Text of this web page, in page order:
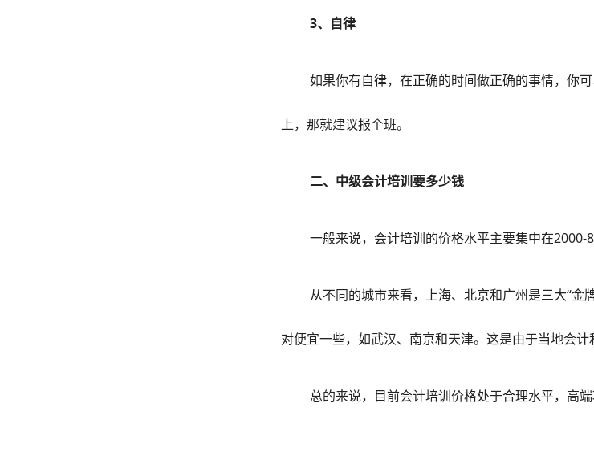
3、自律
如果你有自律，在正确的时间做正确的事情，你
上，那就建议报个班。
二、中级会计培训要多少钱
一般来说，会计培训的价格水平主要集中在2000-
从不同的城市来看，上海、北京和广州是三大“
对便宜一些，如武汉、南京和天津。这是由于当地会计
总的来说，目前会计培训价格处于合理水平，高